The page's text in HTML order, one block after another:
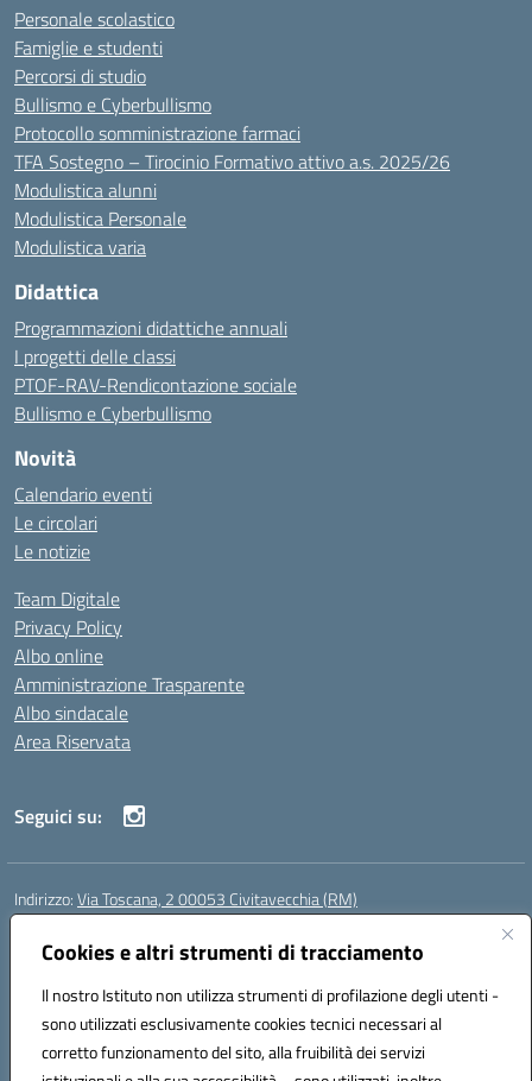
Cookies e altri strumenti di tracciamento
Il nostro Istituto non utilizza strumenti di profilazione degli utenti -
sono utilizzati esclusivamente cookies tecnici necessari al
corretto funzionamento del sito, alla fruibilità dei servizi
Personale scolastico
Famiglie e studenti
Percorsi di studio
Bullismo e Cyberbullismo
Protocollo somministrazione farmaci
TFA Sostegno – Tirocinio Formativo attivo a.s. 2025/26
Modulistica alunni
Modulistica Personale
Modulistica varia
Didattica
Programmazioni didattiche annuali
I progetti delle classi
PTOF-RAV-Rendicontazione sociale
Bullismo e Cyberbullismo
Novità
Calendario eventi
Le circolari
Le notizie
Team Digitale
Privacy Policy
Albo online
Amministrazione Trasparente
Albo sindacale
Area Riservata
Seguici su:
Indirizzo:Via Toscana, 2 00053 Civitavecchia (RM)
Centralino:
Posta elettronica certificata (PEC):rmic8b900g@pec.istruzione.it
Codice fiscale: 91038380589
Codice meccanografico:RMIC8B900G
Codice Indice delle Pubbliche Amministrazioni (IPA): istsc_rmic8b900g
Codice unico di fatturazione (CUF): UFP4NO